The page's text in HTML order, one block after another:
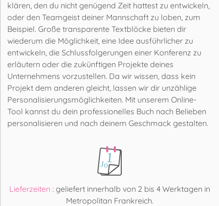
klären, den du nicht genügend Zeit hattest zu entwickeln,
oder den Teamgeist deiner Mannschaft zu loben, zum
Beispiel. Große transparente Textblöcke bieten dir
wiederum die Möglichkeit, eine Idee ausführlicher zu
entwickeln, die Schlussfolgerungen einer Konferenz zu
erläutern oder die zukünftigen Projekte deines
Unternehmens vorzustellen. Da wir wissen, dass kein
Projekt dem anderen gleicht, lassen wir dir unzählige
Personalisierungsmöglichkeiten. Mit unserem Online-
Tool kannst du dein professionelles Buch nach Belieben
personalisieren und nach deinem Geschmack gestalten.
Lieferzeiten : geliefert innerhalb von 2 bis 4 Werktagen in
Metropolitan Frankreich.